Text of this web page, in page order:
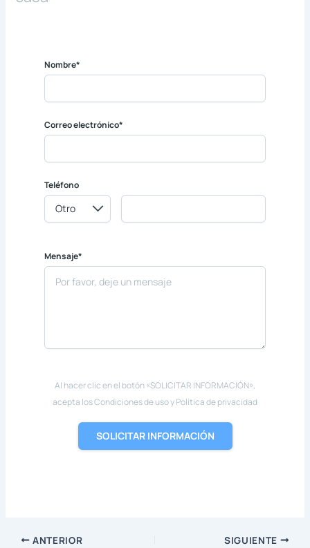
Nombre*
Correo electrónico*
Teléfono
Mensaje*
Al hacer clic en el botón «SOLICITAR INFORMACIÓN»,
acepta los Condiciones de uso y Política de privacidad
SOLICITAR INFORMACIÓN
ANTERIOR SIGUIENTE